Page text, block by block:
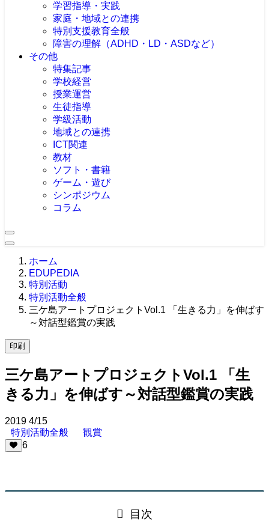
学習指導・実践
家庭・地域との連携
特別支援教育全般
障害の理解（ADHD・LD・ASDなど）
その他
特集記事
学校経営
授業運営
生徒指導
学級活動
地域との連携
ICT関連
教材
ソフト・書籍
ゲーム・遊び
シンポジウム
コラム
ホーム
EDUPEDIA
特別活動
特別活動全般
三ケ島アートプロジェクトVol.1 「生きる力」を伸ばす
～対話型鑑賞の実践
印刷
三ケ島アートプロジェクトVol.1 「生
きる力」を伸ばす～対話型鑑賞の実践
2019 4/15
特別活動全般
観賞
6
目次